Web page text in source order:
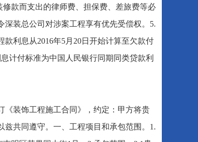
款而支出的律师费、担保费、差旅费等必
深装总公司对涉案工程享有优先受偿权。5.
利息从2016年5月20日开始计算至欠款付
计付标准为中国人民银行同期同类贷款利
《装饰工程施工合同》，约定：甲方将贵
共同遵守。一、工程项目和承包范围。1.